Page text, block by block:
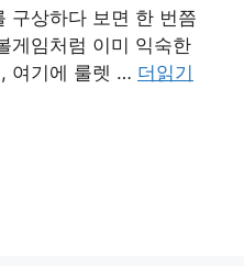
구상하다 보면 한 번쯤
게임처럼 이미 익숙한
여기에 룰렛 … 더읽기